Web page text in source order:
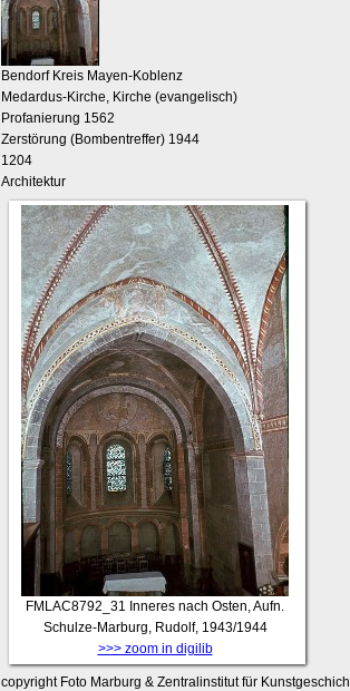
Bendorf Kreis Mayen-Koblenz
Medardus-Kirche, Kirche (evangelisch)
Profanierung 1562
Zerstörung (Bombentreffer) 1944
1204
Architektur
FMLAC8792_31 Inneres nach Osten, Aufn.
Schulze-Marburg, Rudolf, 1943/1944
>>> zoom in digilib
copyright Foto Marburg & Zentralinstitut für